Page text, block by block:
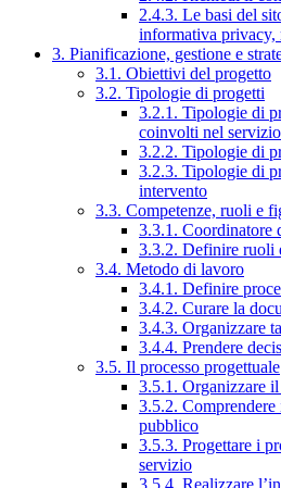
2.4.3. Le basi del
informativa
3. Pianificazione, gestione e
3.1. Obiettivi del progetto
3.2. Tipologie di progetti
3.2.1. Tipologie di
coinvolti nel servizio
3.2.2. Tipologie di
3.2.3. Tipologie di
intervento
3.3. Competenze, ruoli e
3.3.1. Coordinatore
3.3.2. Definire ruoli
3.4. Metodo di lavoro
3.4.1. Definire
3.4.2. Curare la
3.4.3. Organizzare
3.4.4. Prendere
3.5. Il processo progettuale
3.5.1. Organizzare
3.5.2. Comprendere
pubblico
3.5.3. Progettare i
servizio
3.5.4. Realizzare